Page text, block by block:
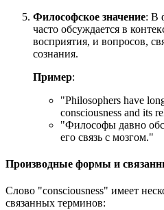
Философское значение: В
часто обсуждается в
восприятия, и вопросов,
сознания.
Пример:
"Philosophers have
consciousness and its
"Философы давно
его связь с мозгом."
Производные формы и
Слово "consciousness" имеет
связанных терминов: